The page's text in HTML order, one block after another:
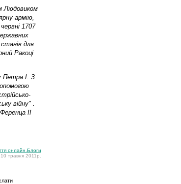
Людовиком
армію,
1707
для
Ракоці
Петра I. З
війну" .
ІІ
онлайн.Блоги
10 травня 2011р.